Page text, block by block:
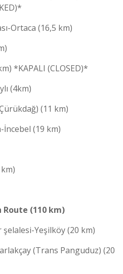
Ortaca (16,5 km)
*KAPALI (CLOSED)*
(4km)
(11 km)
İncebel (19 km)
Route (110 km)
Yeşilköy (20 km)
(Trans Panguduz) (20